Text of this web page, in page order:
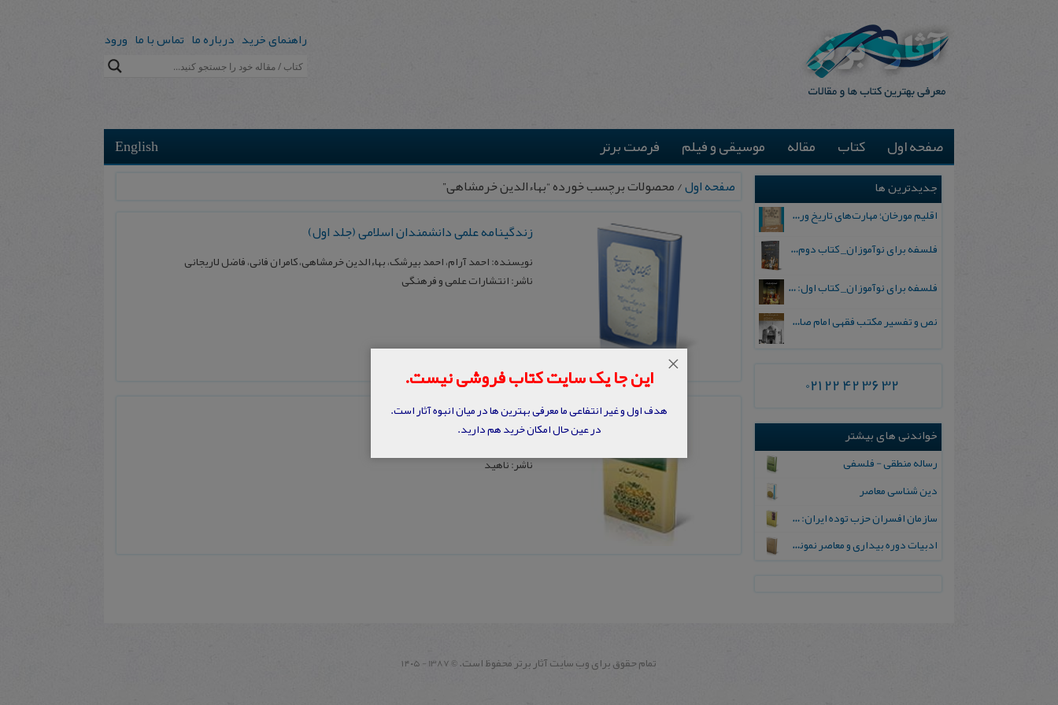
راهنمای خرید درباره ما تماس با ما ورود
English صفحه اول کتاب مقاله موسیقی و فیلم فرصت برتر
صفحه اول/ محصولات برچسب خورده “بهاءالدین خرمشاهی”
زندگینامه علمی دانشمندان اسلامی (جلد اول)
نویسنده: احمد آرام، احمد بیرشک، بهاءالدین خرمشاهی، کامران فانی، فاضل لاریجانی
ناشر: انتشارات علمی و فرهنگی
سیر بی‌ سلوک‌
ناشر: ناهید
جدیدترین ها
اقلیم مورخان؛ مهارت‌های تاریخ ورزی علمی
فلسفه برای نوآموزان_ کتاب دوم: پرسش درباره واقعیت و معرفت
فلسفه برای نوآموزان_ کتاب اول: تردید در باورهای رایج
نص و تفسیر مکتب فقهی امام صادق علیه السلام
021 22 42 36 32
خواندنی های بیشتر
رساله منطقی - فلسفی
دین‌ شناسی‌ معاصر
سازمان‌ افسران‌ حزب‌ توده‌ ایران‌: ۱۳۳۳-۱۳۲۳
ادبیات‌ دوره‌ بیداری‌ و معاصر نمونه‌ ها با تحلیل
این جا یک سایت کتاب فروشی نیست.
هدف اول و غیر انتفاعی ما معرفی بهترین ها در میان انبوه آثار است.
در عین حال امکان خرید هم دارید.
×
تمام حقوق برای وب سايت آثار برتر محفوظ است. ©